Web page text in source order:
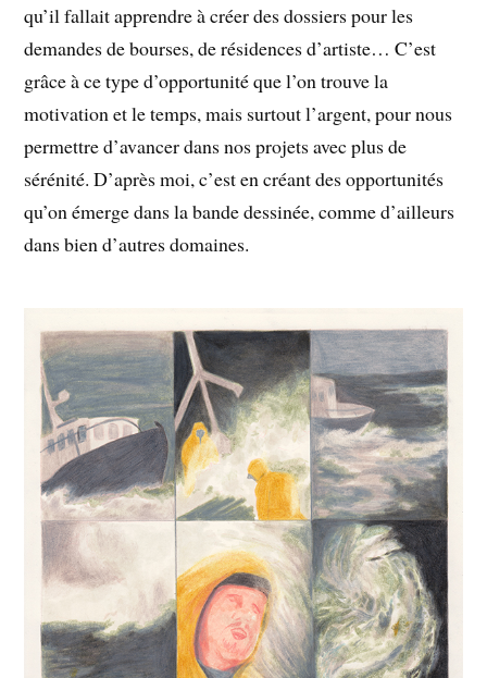
qu’il fallait apprendre à créer des dossiers pour les
demandes de bourses, de résidences d’artiste… C’est
grâce à ce type d’opportunité que l’on trouve la
motivation et le temps, mais surtout l’argent, pour nous
permettre d’avancer dans nos projets avec plus de
sérénité. D’après moi, c’est en créant des opportunités
qu’on émerge dans la bande dessinée, comme d’ailleurs
dans bien d’autres domaines.